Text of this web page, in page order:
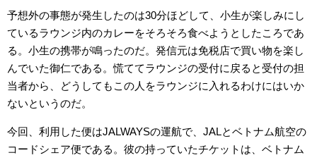
予想外の事態が発生したのは30分ほどして、小生が楽しみにし
ているラウンジ内のカレーをそろそろ食べようとしたころであ
る。小生の携帯が鳴ったのだ。発信元は免税店で買い物を楽し
んでいた御仁である。慌ててラウンジの受付に戻ると受付の担
当者から、どうしてもこの人をラウンジに入れるわけにはいか
ないというのだ。
今回、利用した便はJALWAYSの運航で、JALとベトナム航空の
コードシェア便である。彼の持っていたチケットは、ベトナム